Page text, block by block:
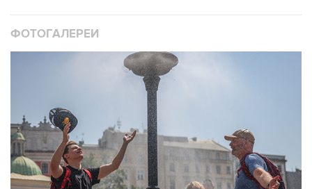
ФОТОГАЛЕРЕИ